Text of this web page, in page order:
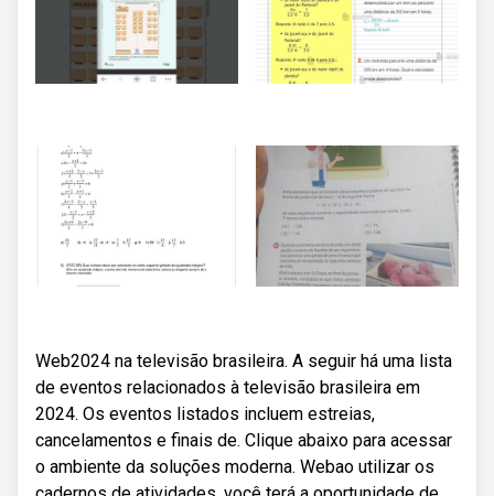
Web2024 na televisão brasileira. A seguir há uma lista
de eventos relacionados à televisão brasileira em
2024. Os eventos listados incluem estreias,
cancelamentos e finais de. Clique abaixo para acessar
o ambiente da soluções moderna. Webao utilizar os